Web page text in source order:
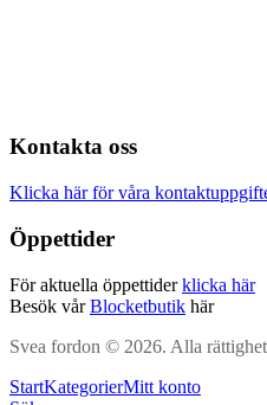
Kontakta oss
Klicka här för våra
Öppettider
För aktuella öppettiderklicka här
Besök vårBlocketbutik här
Svea fordon © 2026. Alla
StartKategorierMitt konto